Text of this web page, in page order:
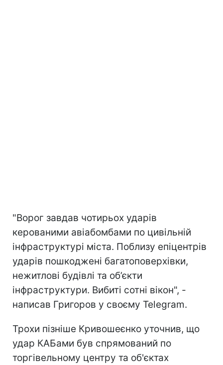
"Ворог завдав чотирьох ударів
керованими авіабомбами по цивільній
інфраструктурі міста. Поблизу епіцентрів
ударів пошкоджені багатоповерхівки,
нежитлові будівлі та об’єкти
інфраструктури. Вибиті сотні вікон", -
написав Григоров у своєму Telegram.
Трохи пізніше Кривошеєнко уточнив, що
удар КАБами був спрямований по
торгівельному центру та об'єктах